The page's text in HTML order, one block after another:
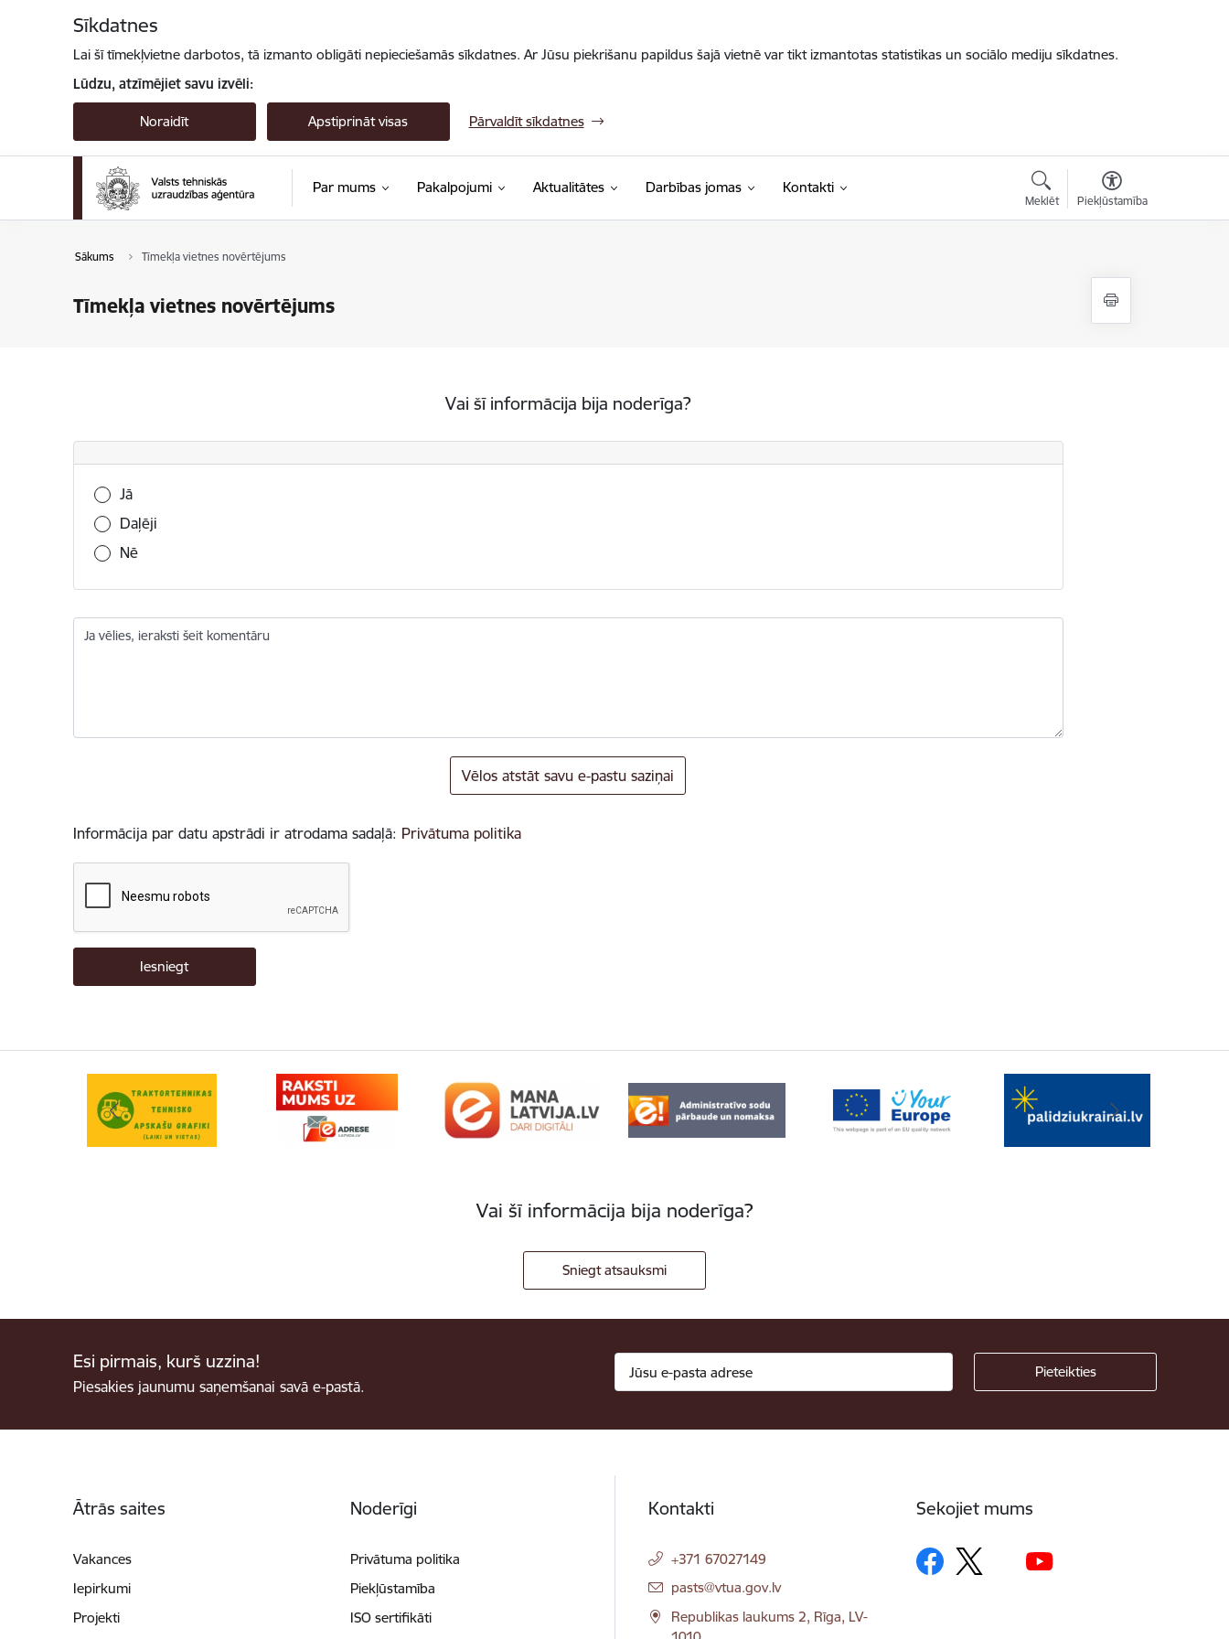
Sīkdatnes
Lai šī tīmekļvietne darbotos, tā izmanto obligāti nepieciešamās sīkdatnes. Ar Jūsu piekrišanu papildus šajā vietnē var tikt izmantotas statistikas un sociālo mediju sīkdatnes.
Lūdzu, atzīmējiet savu izvēli:
Noraidīt Apstiprināt visas Pārvaldīt sīkdatnes
Par mums Pakalpojumi Aktualitātes Darbības jomas Kontakti
Meklēt Piekļūstamība
Sākums Tīmekļa vietnes novērtējums
Tīmekļa vietnes novērtējums
Vai šī informācija bija noderīga?
Vai šī informācija bija noderīga?
Jā
Daļēji
Nē
Ja vēlies, ieraksti šeit komentāru
Vēlos atstāt savu e-pastu saziņai
Informācija par datu apstrādi ir atrodama sadaļā: Privātuma politika
Vai šī informācija bija noderīga?
Sniegt atsauksmi
Esi pirmais, kurš uzzina!
Piesakies jaunumu saņemšanai savā e-pastā.
Ātrās saites
Vakances
Iepirkumi
Projekti
Noderīgi
Privātuma politika
Piekļūstamība
ISO sertifikāti
Kontakti
+371 67027149
E-pasts:
pasts@vtua.gov.lv
Republikas laukums 2, Rīga, LV-
Sekojiet mums